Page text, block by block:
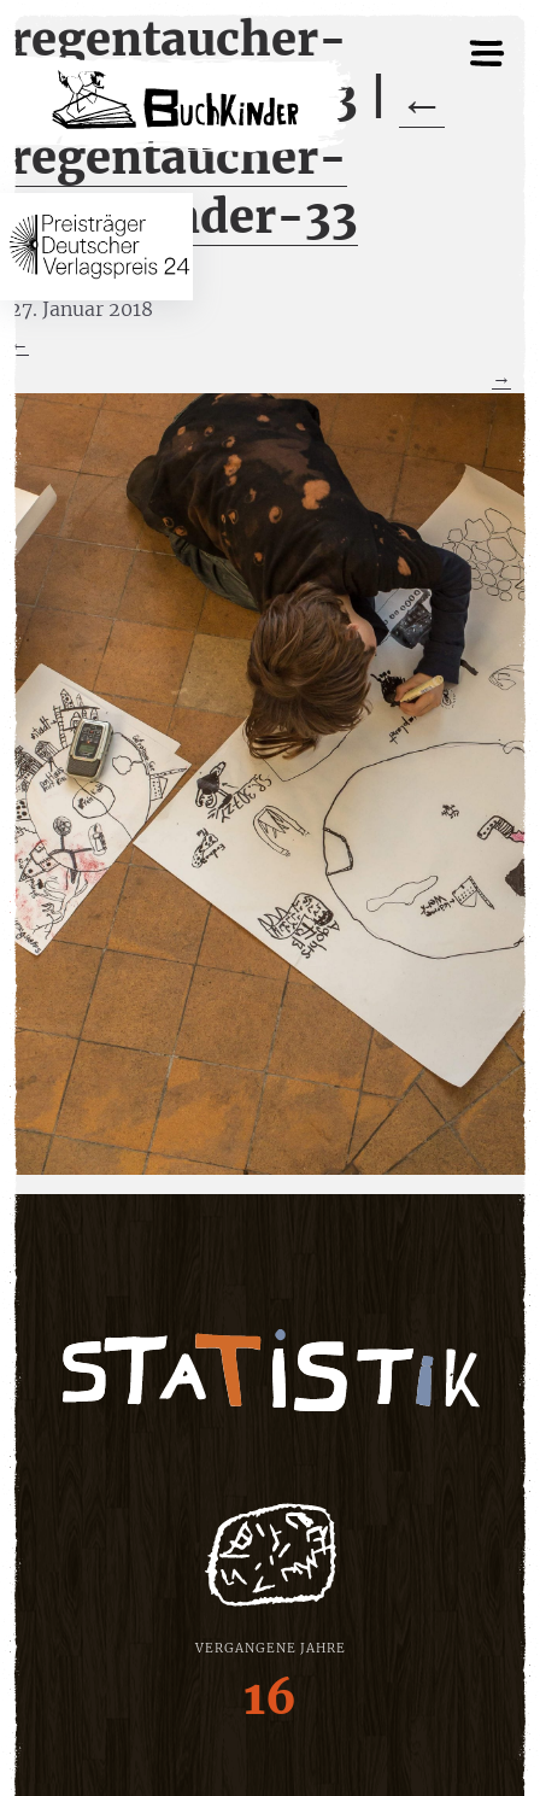
regentaucher-
buchkinder-33
←
regentaucher-
buchkinder-33
27. Januar 2018
←
→
VERGANGENE JAHRE
16